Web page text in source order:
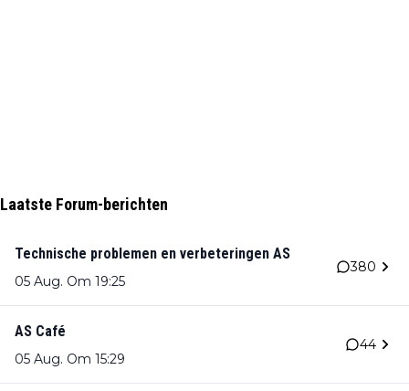
Laatste Forum-berichten
Technische problemen en verbeteringen AS
05 Aug. Om 19:25
380
AS Café
05 Aug. Om 15:29
44